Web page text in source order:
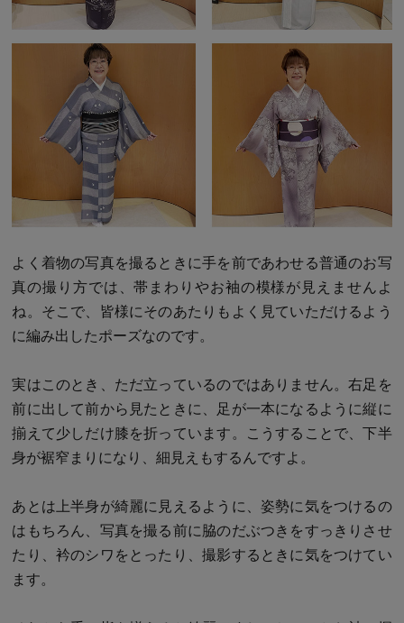
よく着物の写真を撮るときに手を前であわせる普通のお写
真の撮り方では、帯まわりやお袖の模様が見えませんよ
ね。そこで、皆様にそのあたりもよく見ていただけるよう
に編み出したポーズなのです。
実はこのとき、ただ立っているのではありません。右足を
前に出して前から見たときに、足が一本になるように縦に
揃えて少しだけ膝を折っています。こうすることで、下半
身が裾窄まりになり、細見えもするんですよ。
あとは上半身が綺麗に見えるように、姿勢に気をつけるの
はもちろん、写真を撮る前に脇のだぶつきをすっきりさせ
たり、衿のシワをとったり、撮影するときに気をつけてい
ます。